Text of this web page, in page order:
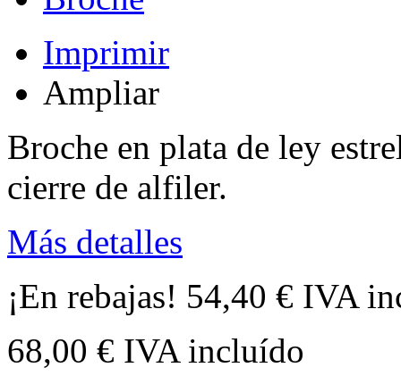
Imprimir
Ampliar
Broche en plata de ley
cierre de alfiler.
Más detalles
¡En rebajas! 54,40 € IVA
68,00 € IVA incluído